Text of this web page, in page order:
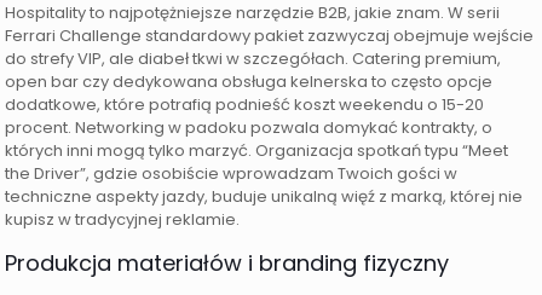
Hospitality to najpotężniejsze narzędzie B2B, jakie znam. W serii
Ferrari Challenge standardowy pakiet zazwyczaj obejmuje wejście
do strefy VIP, ale diabeł tkwi w szczegółach. Catering premium,
open bar czy dedykowana obsługa kelnerska to często opcje
dodatkowe, które potrafią podnieść koszt weekendu o 15-20
procent. Networking w padoku pozwala domykać kontrakty, o
których inni mogą tylko marzyć. Organizacja spotkań typu “Meet
the Driver”, gdzie osobiście wprowadzam Twoich gości w
techniczne aspekty jazdy, buduje unikalną więź z marką, której nie
kupisz w tradycyjnej reklamie.
Produkcja materiałów i branding fizyczny